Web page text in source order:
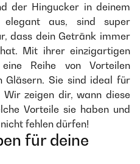
der Hingucker in deinem
elegant aus, sind super
dass dein Getränk immer
Mit ihrer einzigartigen
Reihe von Vorteilen
Gläsern. Sie sind ideal für
zeigen dir, wann diese
Vorteile sie haben und
fehlen dürfen!
für deine